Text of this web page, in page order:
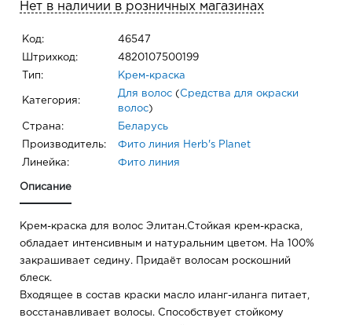
Нет в наличии в розничных магазинах
Код: 46547
Штрихкод: 4820107500199
Тип: Крем-краска
Категория:
Для волос ( Средства для окраски
волос)
Страна: Беларусь
Производитель: Фито линия Herb's Planet
Линейка: Фито линия
Описание
Крем-краска для волос Элитан.Стойкая крем-краска,
обладает интенсивным и натуральним цветом. На 100%
закрашивает седину. Придаёт волосам роскошний
блеск.
Входящее в состав краски масло иланг-иланга питает,
восстанавливает волосы. Способствует стойкому